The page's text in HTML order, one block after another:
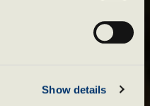
Show details